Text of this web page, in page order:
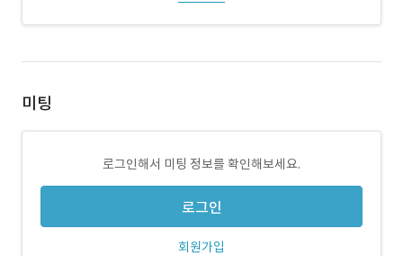
미팅
로그인해서 미팅 정보를 확인해보세요.
로그인
회원가입